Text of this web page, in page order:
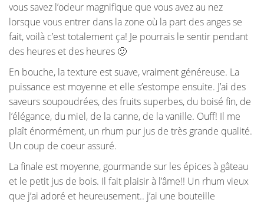
vous savez l’odeur magnifique que vous avez au nez
lorsque vous entrer dans la zone où la part des anges se
fait, voilà c’est totalement ça! Je pourrais le sentir pendant
des heures et des heures 🙂
En bouche, la texture est suave, vraiment généreuse. La
puissance est moyenne et elle s’estompe ensuite. J’ai des
saveurs soupoudrées, des fruits superbes, du boisé fin, de
l’élégance, du miel, de la canne, de la vanille. Ouff! Il me
plaît énormément, un rhum pur jus de très grande qualité.
Un coup de coeur assuré.
La finale est moyenne, gourmande sur les épices à gâteau
et le petit jus de bois. Il fait plaisir à l’âme!! Un rhum vieux
que j’ai adoré et heureusement.. j’ai une bouteille